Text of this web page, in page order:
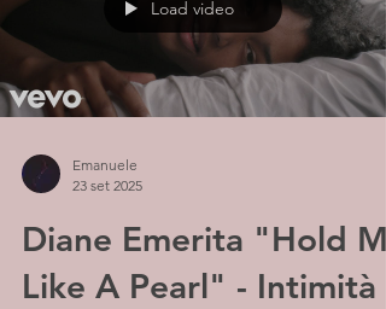
Load video
Emanuele
23 set 2025
Diane Emerita "Hold Me
Like A Pearl" - Intimità e